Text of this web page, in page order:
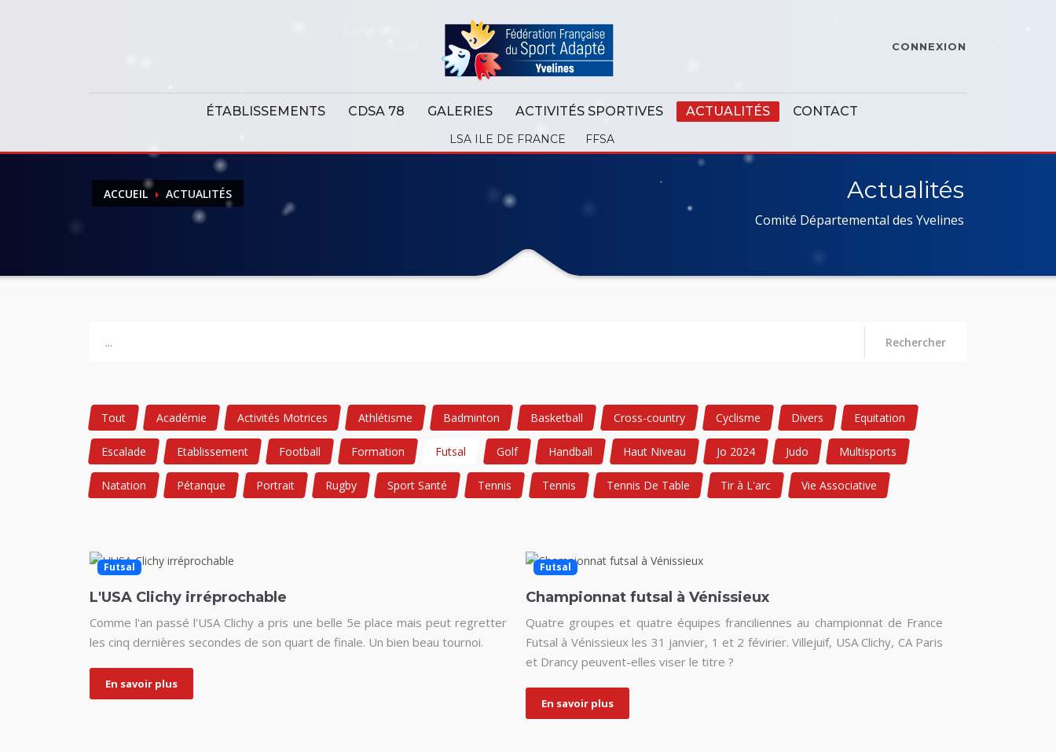
CONNEXION
ÉTABLISSEMENTS CDSA 78 GALERIES ACTIVITÉS SPORTIVES ACTUALITÉS CONTACT
LSA ILE DE FRANCE FFSA
ACCUEIL ACTUALITÉS Actualités
Comité Départemental des Yvelines
Rechercher
Tout Académie Activités Motrices Athlétisme Badminton Basketball Cross-country Cyclisme Divers Equitation
Escalade Etablissement Football Formation Futsal Golf Handball Haut Niveau Jo 2024 Judo Multisports
Natation Pétanque Portrait Rugby Sport Santé Tennis Tennis Tennis De Table Tir à L'arc Vie Associative
Futsal
L'USA Clichy irréprochable
Comme l'an passé l'USA Clichy a pris une belle 5e place mais peut regretter
les cinq dernières secondes de son quart de finale. Un bien beau tournoi.
En savoir plus
Futsal
Championnat futsal à Vénissieux
Quatre groupes et quatre équipes franciliennes au championnat de France
Futsal à Vénissieux les 31 janvier, 1 et 2 févirier. Villejuif, USA Clichy, CA Paris
et Drancy peuvent-elles viser le titre ?
En savoir plus